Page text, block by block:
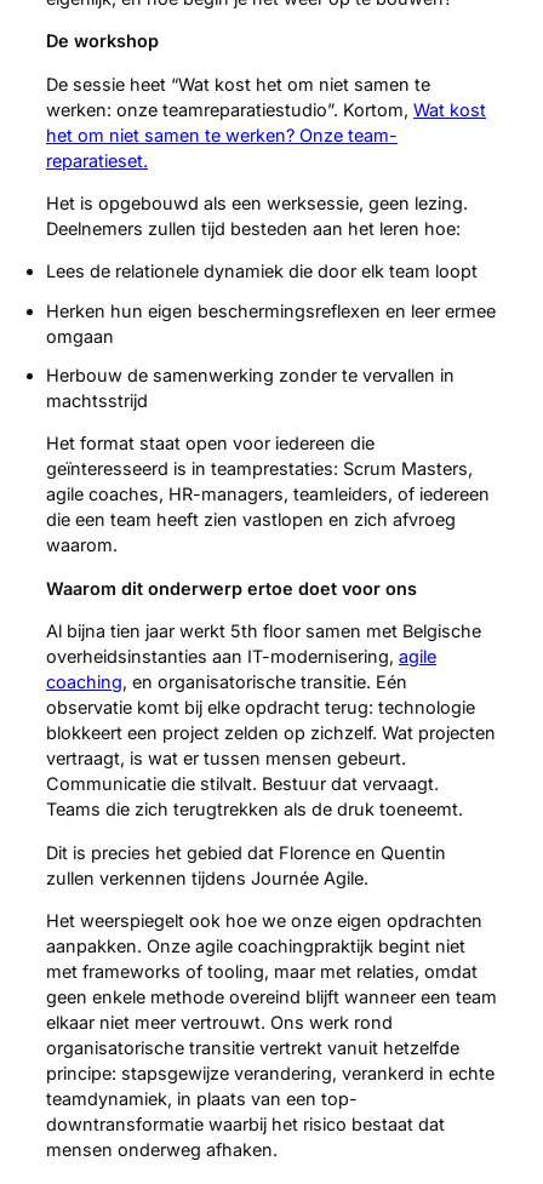
De workshop
De sessie heet “Wat kost het om niet samen te
werken: onze teamreparatiestudio”. Kortom, Wat kost
het om niet samen te werken? Onze team-
reparatieset.
Het is opgebouwd als een werksessie, geen lezing.
Deelnemers zullen tijd besteden aan het leren hoe:
Lees de relationele dynamiek die door elk team loopt
Herken hun eigen beschermingsreflexen en leer ermee
omgaan
Herbouw de samenwerking zonder te vervallen in
machtsstrijd
Het format staat open voor iedereen die
geïnteresseerd is in teamprestaties: Scrum Masters,
agile coaches, HR-managers, teamleiders, of iedereen
die een team heeft zien vastlopen en zich afvroeg
waarom.
Waarom dit onderwerp ertoe doet voor ons
Al bijna tien jaar werkt 5th floor samen met Belgische
overheidsinstanties aan IT-modernisering, agile
coaching, en organisatorische transitie. Eén
observatie komt bij elke opdracht terug: technologie
blokkeert een project zelden op zichzelf. Wat projecten
vertraagt, is wat er tussen mensen gebeurt.
Communicatie die stilvalt. Bestuur dat vervaagt.
Teams die zich terugtrekken als de druk toeneemt.
Dit is precies het gebied dat Florence en Quentin
zullen verkennen tijdens Journée Agile.
Het weerspiegelt ook hoe we onze eigen opdrachten
aanpakken. Onze agile coachingpraktijk begint niet
met frameworks of tooling, maar met relaties, omdat
geen enkele methode overeind blijft wanneer een team
elkaar niet meer vertrouwt. Ons werk rond
organisatorische transitie vertrekt vanuit hetzelfde
principe: stapsgewijze verandering, verankerd in echte
teamdynamiek, in plaats van een top-
downtransformatie waarbij het risico bestaat dat
mensen onderweg afhaken.